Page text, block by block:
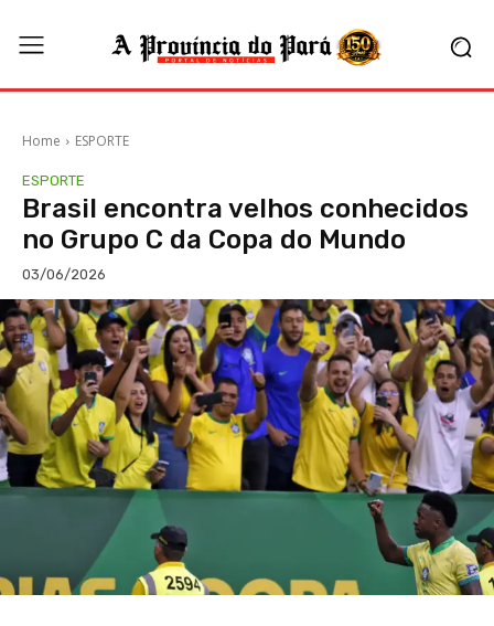
Home ESPORTE
ESPORTE
Brasil encontra velhos conhecidos
no Grupo C da Copa do Mundo
03/06/2026